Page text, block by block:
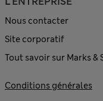
Nous contacter
Site corporatif
Tout savoir sur Marks &
Conditions générales